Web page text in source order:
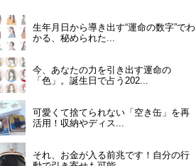
生年月日から導き出す“運命の数字”でわ
かる、秘められた...
今、あなたの力を引き出す運命の
「色」。誕生日で占う202...
可愛くて捨てられない「空き缶」を再
活用！収納やディス...
それ、お金が入る前兆です！自分の行